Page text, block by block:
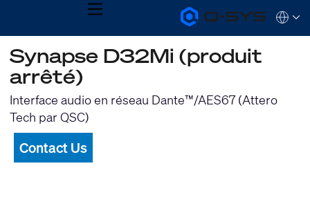
Q-
SYS
Products
Homepage
MENU
QSYS.com (English)
India (English)
Español
Français
日本語
한국어
Synapse D32Mi (produit
arrêté)
Interface audio en réseau Dante™/AES67 (Attero
Tech par QSC)
Contact Us